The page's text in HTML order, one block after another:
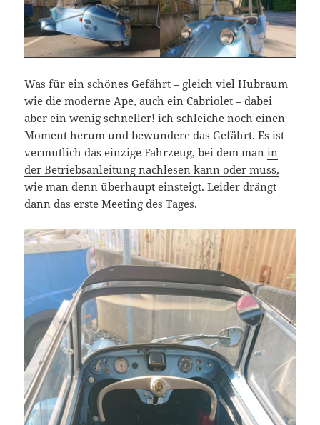
Was für ein schönes Gefährt – gleich viel Hubraum
wie die moderne Ape, auch ein Cabriolet – dabei
aber ein wenig schneller! ich schleiche noch einen
Moment herum und bewundere das Gefährt. Es ist
vermutlich das einzige Fahrzeug, bei dem manin
der Betriebsanleitung nachlesen kann oder muss,
wie man denn überhaupt einsteigt. Leider drängt
dann das erste Meeting des Tages.